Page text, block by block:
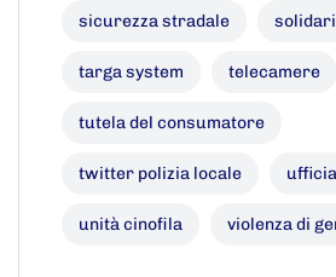
sicurezza stradale
targa system telecamere
tutela del consumatore
twitter polizia locale
unità cinofila violenza di